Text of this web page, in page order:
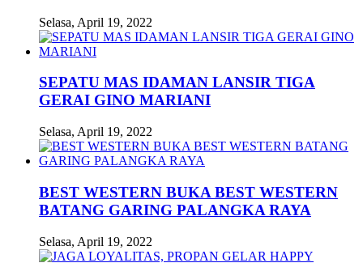
Selasa, April 19, 2022
SEPATU MAS IDAMAN LANSIR TIGA
GERAI GINO MARIANI
Selasa, April 19, 2022
BEST WESTERN BUKA BEST WESTERN
BATANG GARING PALANGKA RAYA
Selasa, April 19, 2022